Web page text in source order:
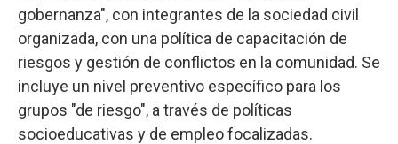
gobernanza", con integrantes de la sociedad civil
organizada, con una política de capacitación de
riesgos y gestión de conflictos en la comunidad. Se
incluye un nivel preventivo específico para los
grupos "de riesgo", a través de políticas
socioeducativas y de empleo focalizadas.